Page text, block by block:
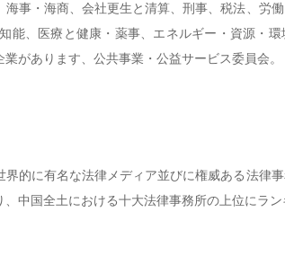
事・海商、会社更生と清算、刑事、税法、労
能、医療と健康・薬事、エネルギー・資源・
があります、公共事業・公益サービス委員会。
的に有名な法律メディア並びに権威ある法律
中国全土における十大法律事務所の上位にラン